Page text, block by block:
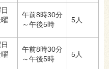
午前8時30分
～午後5時
5人
午前8時30分
～午後5時
5人